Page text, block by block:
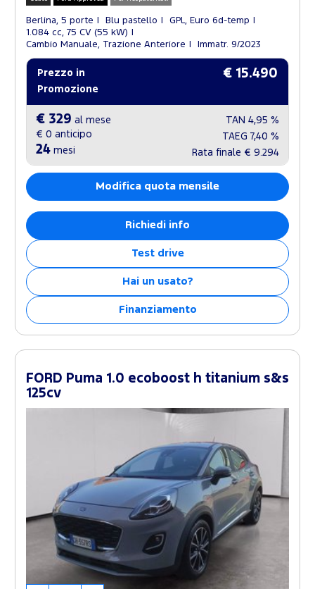
Berlina, 5 porte Blu pastello
GPL, Euro 6d-temp
1.084 cc, 75 CV (55 kW)
Cambio Manuale, Trazione Anteriore
Immatr. 9/2023
Prezzo in
Promozione
€ 15.490
€ 329 al mese
€ 0 anticipo
24 mesi
TAN 4,95 %
TAEG 7,40 %
Rata finale € 9.294
Modifica quota mensile
Richiedi info
Test drive
Hai un usato?
Finanziamento
FORD Puma 1.0 ecoboost h titanium s&s
125cv